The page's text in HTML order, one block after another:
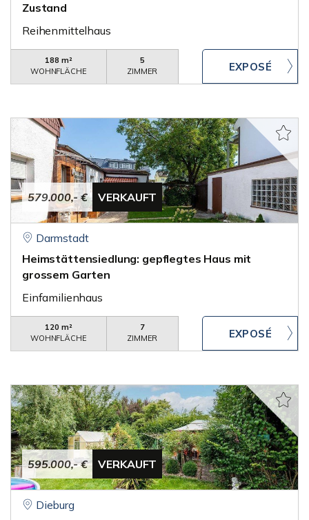
Zustand
Reihenmittelhaus
188 m²
WOHNFLÄCHE
5
ZIMMER
579.000,- € VERKAUFT
Darmstadt
Heimstättensiedlung: gepflegtes Haus mit
grossem Garten
Einfamilienhaus
120 m²
WOHNFLÄCHE
7
ZIMMER
595.000,- € VERKAUFT
Dieburg